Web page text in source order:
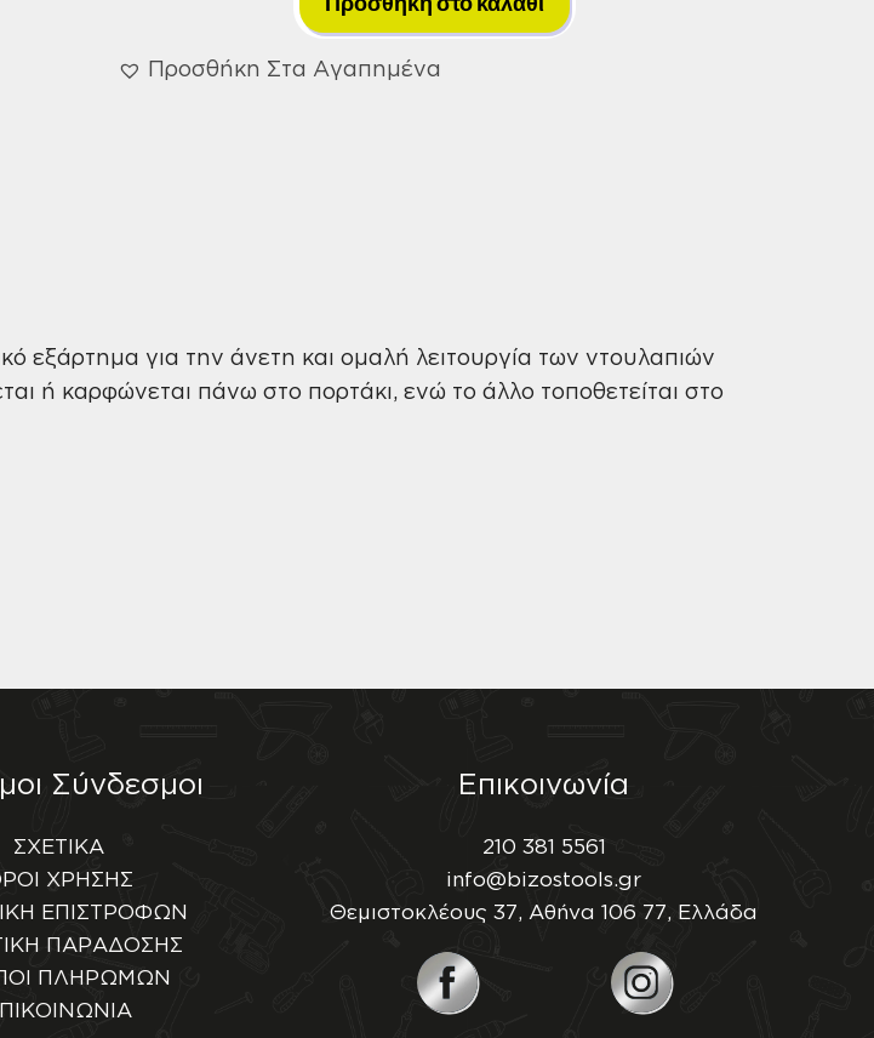
Αποσπώμενο
Πύρο
Προσθήκη Στα Αγαπημένα
εξάρτημα για την άνετη και ομαλή λειτουργία των ντουλαπιών
ή καρφώνεται πάνω στο πορτάκι, ενώ το άλλο τοποθετείται στο
Σύνδεσμοι
ΣΧΕΤΙΚΑ
ΧΡΗΣΗΣ
ΕΠΙΣΤΡΟΦΩΝ
ΠΑΡΑΔΟΣΗΣ
ΠΛΗΡΩΜΩΝ
Επικοινωνία
210 381 5561
info@bizostools.gr
Θεμιστοκλέους 37, Αθήνα 106 77, Ελλάδα